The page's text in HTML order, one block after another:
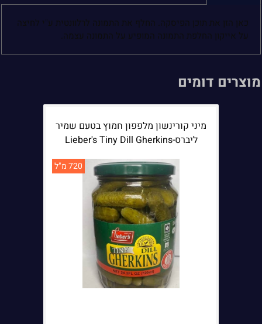
כאן הזן את תוכן הפיסקה. החלף את התמונה לרלוונטית ע"י לחיצה
על אייקון החלפת התמונה המופיע על התמונה עצמה.
מוצרים דומים
מיני קורינשון מלפפון חמוץ בטעם שמיר
ליברס-Lieber's Tiny Dill Gherkins
720 מ"ל